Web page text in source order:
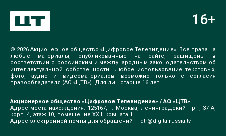
© 2026 Акционерное общество «Цифровое Телевидение». Все права на
любые материалы, опубликованные на сайте, защищены в
соответствии с российским и международным законодательством об
интеллектуальной собственности. Любое использование текстовых,
фото, аудио и видеоматериалов возможно только с согласия
правообладателя (АО «ЦТВ»). Для лиц старше 16 лет.
Акционерное общество «Цифровое Телевидение» / АО «ЦТВ»
Адрес места нахождения: 125167, г. Москва, Ленинградский пр-т, 37 А,
корп. 4, этаж 10, помещение XXII, комната 1.
Адрес электронной почты для обращений — dtr@digitalrussia.tv
16+